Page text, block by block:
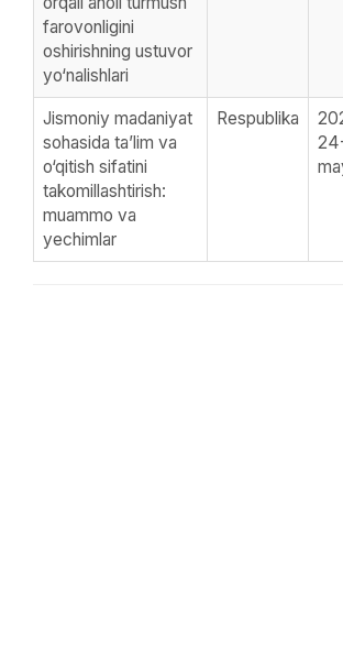
farovonligini
oshirishning ustuvor
yo‘nalishlari
Jismoniy madaniyat
sohasida ta’lim va
o‘qitish sifatini
takomillashtirish:
muammo va
yechimlar
Respublika